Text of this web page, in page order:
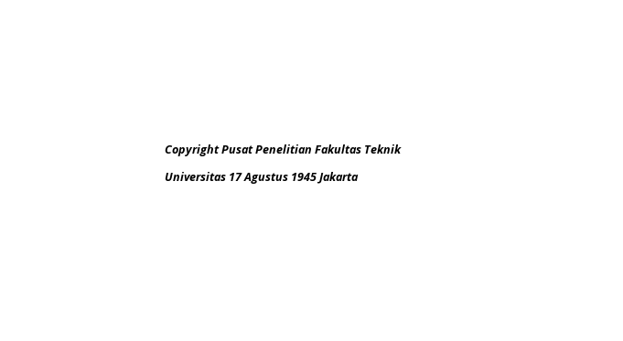
Copyright Pusat Penelitian Fakultas Teknik
Universitas 17 Agustus 1945 Jakarta